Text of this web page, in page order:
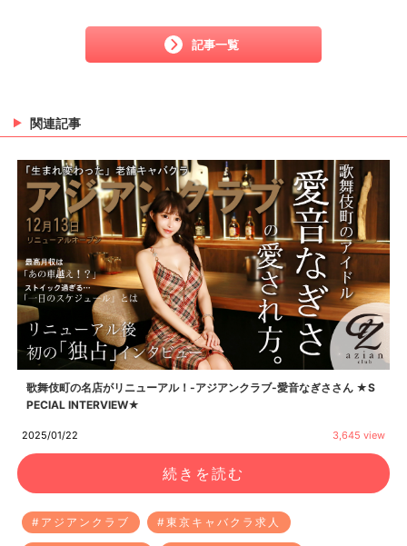
記事一覧
関連記事
2025/01/22 3,645 view
歌舞伎町の名店がリニューアル！-アジアンクラブ-愛音なぎささん ★S
PECIAL INTERVIEW★
#アジアンクラブ #東京キャバクラ求人
続きを読む